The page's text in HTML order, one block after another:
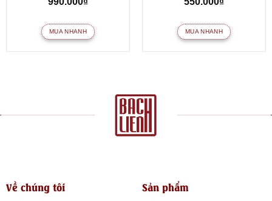
MUA NHANH MUA NHANH
Về chúng tôi Sản phẩm